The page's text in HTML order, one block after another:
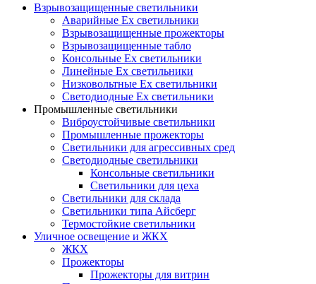
Взрывозащищенные светильники
Аварийные Ex светильники
Взрывозащищенные прожекторы
Взрывозащищенные табло
Консольные Ех светильники
Линейные Ex светильники
Низковольтные Ex светильники
Светодиодные Ex светильники
Промышленные светильники
Виброустойчивые светильники
Промышленные прожекторы
Светильники для агрессивных сред
Светодиодные светильники
Консольные светильники
Светильники для цеха
Светильники для склада
Светильники типа Айсберг
Термостойкие светильники
Уличное освещение и ЖКХ
ЖКХ
Прожекторы
Прожекторы для витрин